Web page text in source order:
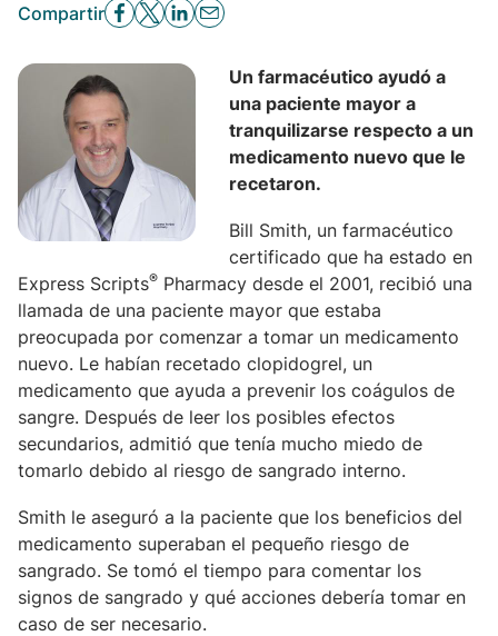
Compartir
Un farmacéutico ayudó a
una paciente mayor a
tranquilizarse respecto a un
medicamento nuevo que le
recetaron.
Bill Smith, un farmacéutico
certificado que ha estado en
Express Scripts® Pharmacy desde el 2001, recibió una
llamada de una paciente mayor que estaba
preocupada por comenzar a tomar un medicamento
nuevo. Le habían recetado clopidogrel, un
medicamento que ayuda a prevenir los coágulos de
sangre. Después de leer los posibles efectos
secundarios, admitió que tenía mucho miedo de
tomarlo debido al riesgo de sangrado interno.
Smith le aseguró a la paciente que los beneficios del
medicamento superaban el pequeño riesgo de
sangrado. Se tomó el tiempo para comentar los
signos de sangrado y qué acciones debería tomar en
caso de ser necesario.